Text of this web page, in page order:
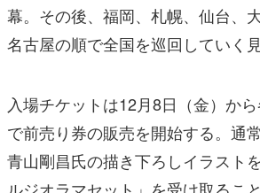
幕。その後、福岡、札幌、仙台、
名古屋の順で全国を巡回していく見
入場チケットは12月8日（金）か
で前売り券の販売を開始する。通
青山剛昌氏の描き下ろしイラスト